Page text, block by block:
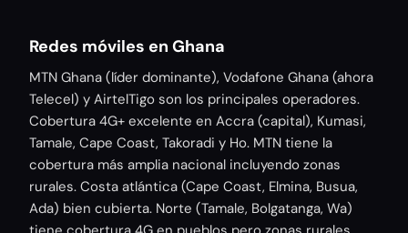
Redes móviles en Ghana
MTN Ghana (líder dominante), Vodafone Ghana (ahora
Telecel) y AirtelTigo son los principales operadores.
Cobertura 4G+ excelente en Accra (capital), Kumasi,
Tamale, Cape Coast, Takoradi y Ho. MTN tiene la
cobertura más amplia nacional incluyendo zonas
rurales. Costa atlántica (Cape Coast, Elmina, Busua,
Ada) bien cubierta. Norte (Tamale, Bolgatanga, Wa)